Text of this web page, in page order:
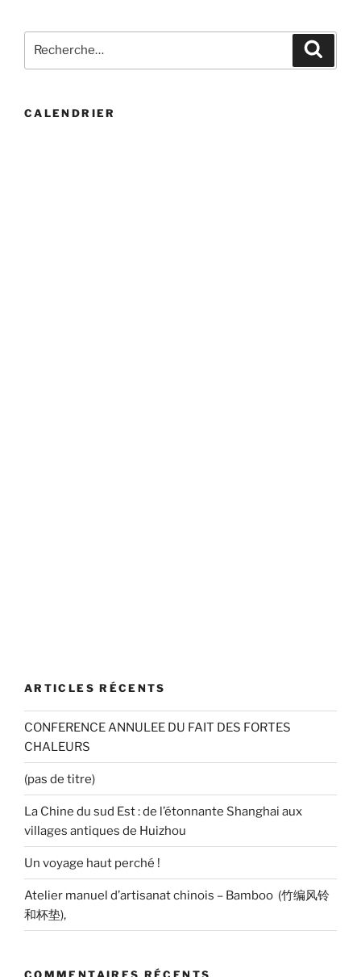
pour
CALENDRIER
ARTICLES RÉCENTS
CONFERENCE ANNULEE DU FAIT DES FORTES
CHALEURS
(pas de titre)
La Chine du sud Est : de l’étonnante Shanghai aux
villages antiques de Huizhou
Un voyage haut perché !
Atelier manuel d’artisanat chinois – Bamboo (竹编风铃
和杯垫),